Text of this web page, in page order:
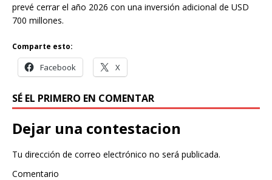
prevé cerrar el año 2026 con una inversión adicional de USD
700 millones.
Comparte esto:
Facebook X
SÉ EL PRIMERO EN COMENTAR
Dejar una contestacion
Tu dirección de correo electrónico no será publicada.
Comentario